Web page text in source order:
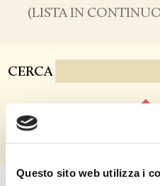
Questo sito web utilizza i
(LISTA IN
CERCA